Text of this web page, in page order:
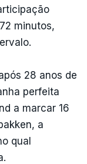
minutos,
28 anos de
perfeita
a marcar 16
a
qual